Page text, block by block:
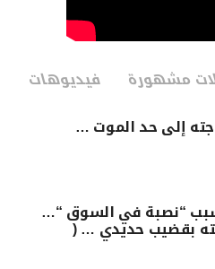
مشهورة فيديوهات
إلى حد الموت …
“نصبة في السوق “…
بقضيب حديدي … (